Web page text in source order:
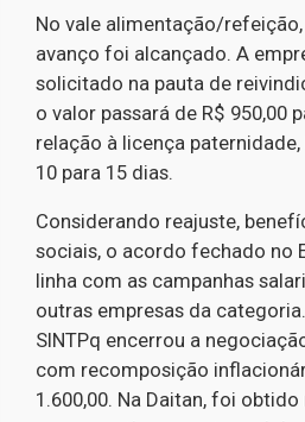
No vale alimentação/
avanço foi alcançado. A
solicitado na pauta de
o valor passará de R$ 950,00
relação à licença
10 para 15 dias.
Considerando reajuste,
sociais, o acordo fechado no
linha com as campanhas
outras empresas da
SINTPq encerrou a
com recomposição
1.600,00. Na Daitan, foi obtido